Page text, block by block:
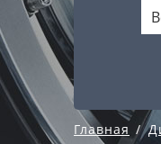
Главная